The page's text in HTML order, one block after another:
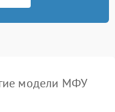
модели МФУ